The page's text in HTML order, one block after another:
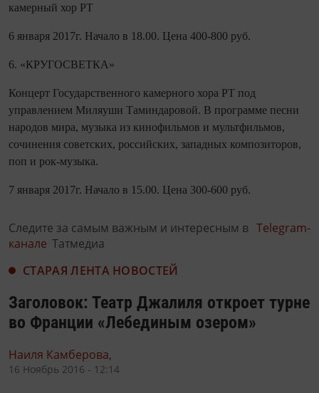
камерный хор РТ
6 января 2017г. Начало в 18.00. Цена 400-800 руб.
6. «КРУГОСВЕТКА»
Концерт Государственного камерного хора РТ под
управлением Миляуши Таминдаровой. В программе песни
народов мира, музыка из кинофильмов и мультфильмов,
сочинения советских, российских, западных композиторов,
поп и рок-музыка.
7 января 2017г. Начало в 15.00. Цена 300-600 руб.
Следите за самым важным и интересным в Telegram-
канале Татмедиа
СТАРАЯ ЛЕНТА НОВОСТЕЙ
Заголовок: Театр Джалиля откроет турне
во Франции «Лебединым озером»
Наиля Камберова,
16 Ноябрь 2016 - 12:14